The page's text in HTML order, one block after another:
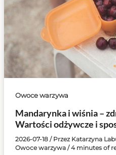
Owoce warzywa
Mandarynka i wiśnia –
Wartości odżywcze i
2026-07-18 / Przez Katarzyna
Owoce warzywa/4 minutes of